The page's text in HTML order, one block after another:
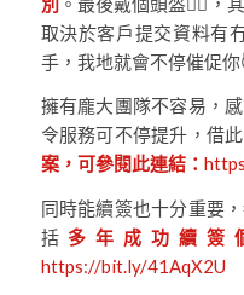
取決於客戶提交資料有
手，我地就會不停催促你
擁有龐大團隊不容易，
令服務可不停提升，借
案，可參閱此連結：
同時能續簽也十分重要
括 多年成功續簽
https://bit.ly/41AqX2U